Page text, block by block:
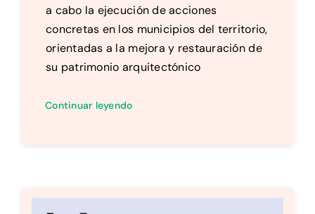
a cabo la ejecución de acciones
concretas en los municipios del territorio,
orientadas a la mejora y restauración de
su patrimonio arquitectónico
Continuar leyendo